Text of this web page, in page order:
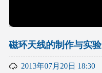
磁环天线的制作与实验
2013年07月20日 18:30